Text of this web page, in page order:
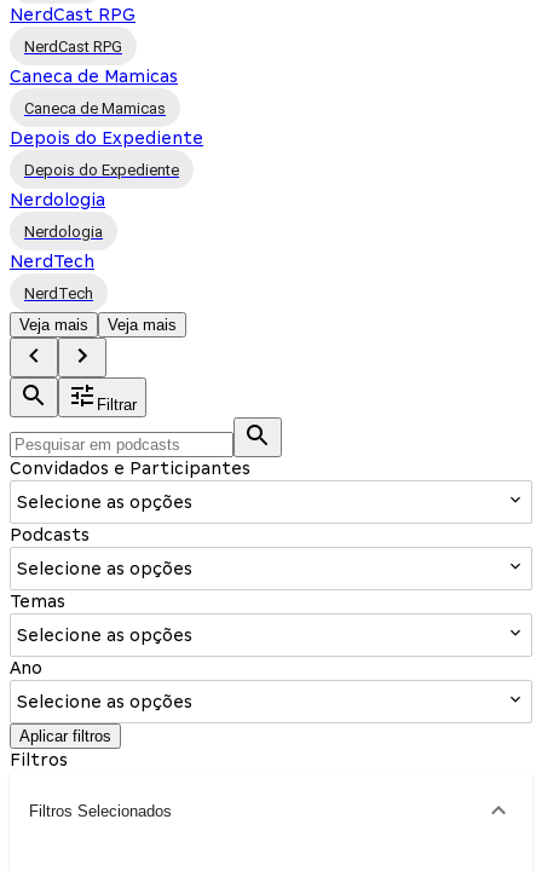
NerdCast RPG
NerdCast RPG
Caneca de Mamicas
Caneca de Mamicas
Depois do Expediente
Depois do Expediente
Nerdologia
Nerdologia
NerdTech
NerdTech
Veja mais
Veja mais
Filtrar
Convidados e Participantes
Selecione as opções
Podcasts
Selecione as opções
Temas
Selecione as opções
Ano
Selecione as opções
Aplicar filtros
Filtros
Filtros Selecionados